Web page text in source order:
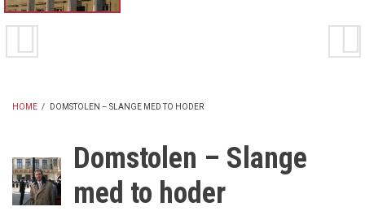
HOME / DOMSTOLEN – SLANGE MED TO HODER
Domstolen – Slange
med to hoder